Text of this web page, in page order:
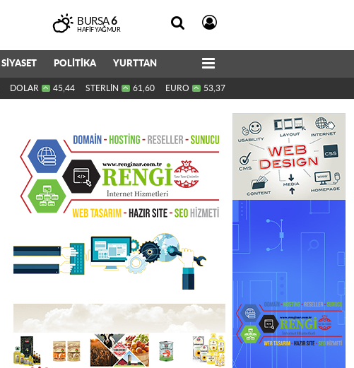
BURSA6
HAFIF YAĞMUR
SİYASET POLİTİKA YURTTAN
DOLAR 45,44 STERLİN 61,60 EURO 53,37